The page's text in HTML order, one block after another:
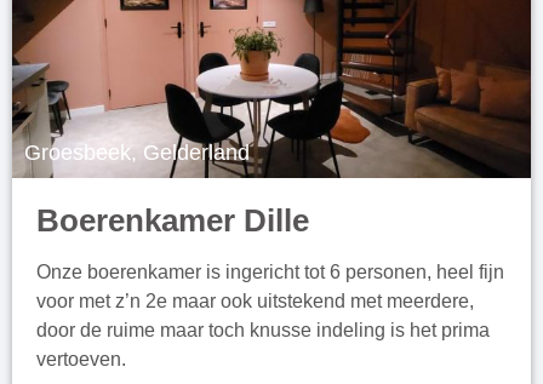
Groesbeek, Gelderland
Boerenkamer Dille
Onze boerenkamer is ingericht tot 6 personen, heel fijn
voor met z’n 2e maar ook uitstekend met meerdere,
door de ruime maar toch knusse indeling is het prima
vertoeven.